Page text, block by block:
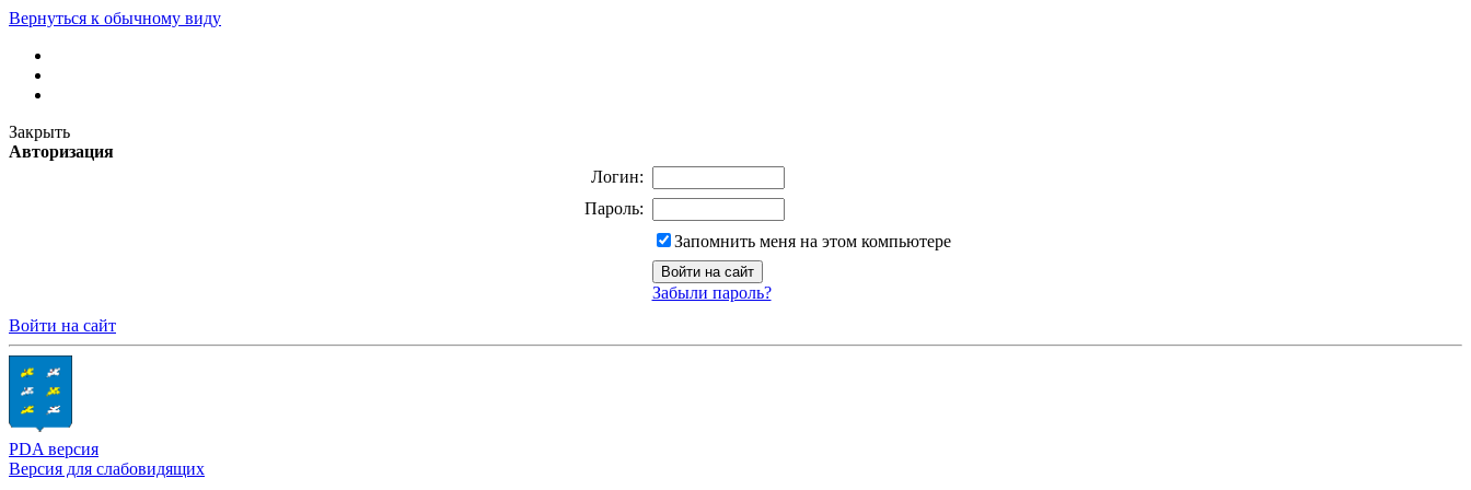
Вернуться к обычному виду
Закрыть
Авторизация
Логин:
Пароль:
Запомнить меня на этом компьютере
Забыли пароль?
Войти на сайт
PDA версия
Версия для слабовидящих